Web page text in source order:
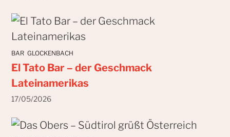
BAR GLOCKENBACH
El Tato Bar – der Geschmack
Lateinamerikas
17/05/2026